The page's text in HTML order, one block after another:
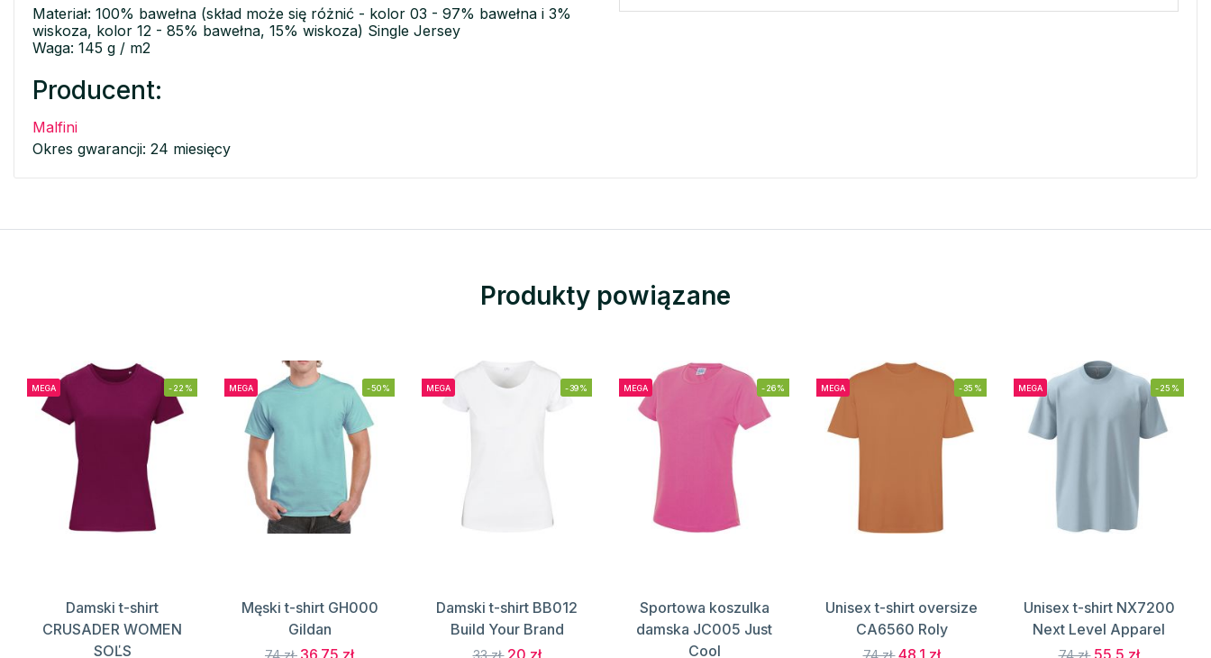
Materiał: 100% bawełna (skład może się różnić - kolor 03 - 97% bawełna i 3%
wiskoza, kolor 12 - 85% bawełna, 15% wiskoza) Single Jersey
Waga: 145 g / m2
Producent:
Malfini
Okres gwarancji: 24 miesięcy
Produkty powiązane
MEGA -22%
Damski t-shirt
CRUSADER WOMEN
SOĽS
MEGA -50%
Męski t-shirt GH000
Gildan
MEGA -39%
Damski t-shirt BB012
Build Your Brand
MEGA -26%
Sportowa koszulka
damska JC005 Just
Cool
MEGA -35%
Unisex t-shirt oversize
CA6560 Roly
MEGA -25%
Unisex t-shirt NX7200
Next Level Apparel